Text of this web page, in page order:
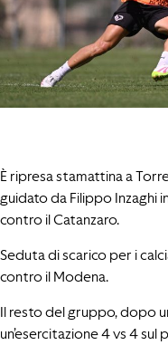
È ripresa stamattina a
guidato da Filippo Inzaghi
contro il Catanzaro.
Seduta di scarico per i
contro il Modena.
Il resto del gruppo, dopo
un’esercitazione 4 vs 4